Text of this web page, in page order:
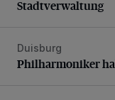
Stadtverwaltung
Philharmoniker
Duisburg
Philharmoniker